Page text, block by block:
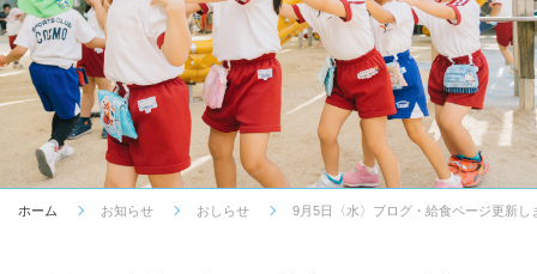
ホーム お知らせ おしらせ 9月5日〈水〉ブログ・給食ページ更新し